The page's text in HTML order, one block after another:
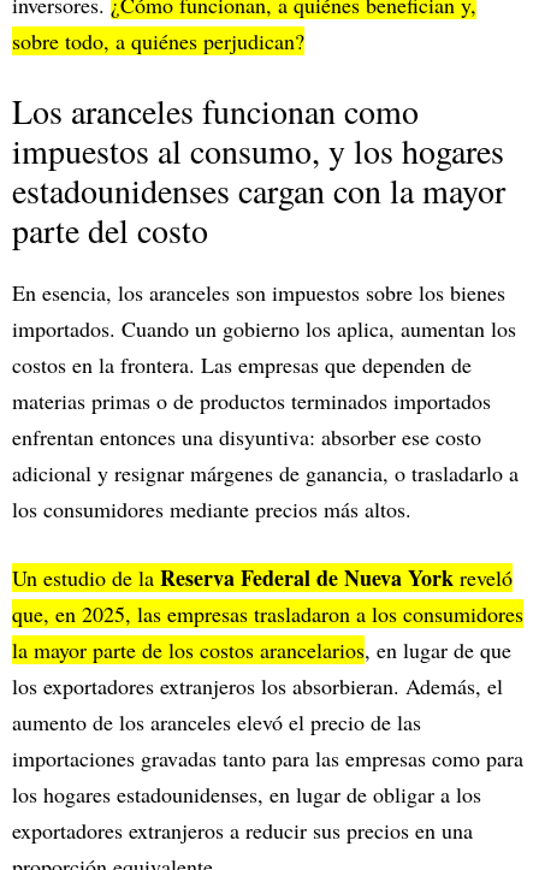
sobre todo, a quiénes perjudican?
Los aranceles funcionan como
impuestos al consumo, y los hogares
estadounidenses cargan con la mayor
parte del costo
En esencia, los aranceles son impuestos sobre los bienes
importados. Cuando un gobierno los aplica, aumentan los
costos en la frontera. Las empresas que dependen de
materias primas o de productos terminados importados
enfrentan entonces una disyuntiva: absorber ese costo
adicional y resignar márgenes de ganancia, o trasladarlo a
los consumidores mediante precios más altos.
Un estudio de la Reserva Federalde Nueva York reveló
que, en 2025, las empresas trasladaron a los consumidores
la mayor parte de los costos arancelarios, en lugar de que
los exportadores extranjeros los absorbieran. Además, el
aumento de los aranceles elevó el precio de las
importaciones gravadas tanto para las empresas como para
los hogares estadounidenses, en lugar de obligar a los
exportadores extranjeros a reducir sus precios en una